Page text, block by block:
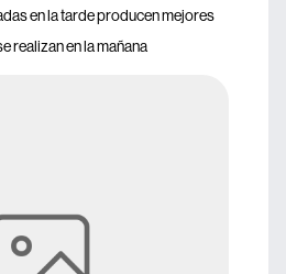
en la tarde producen mejores
realizan en la mañana